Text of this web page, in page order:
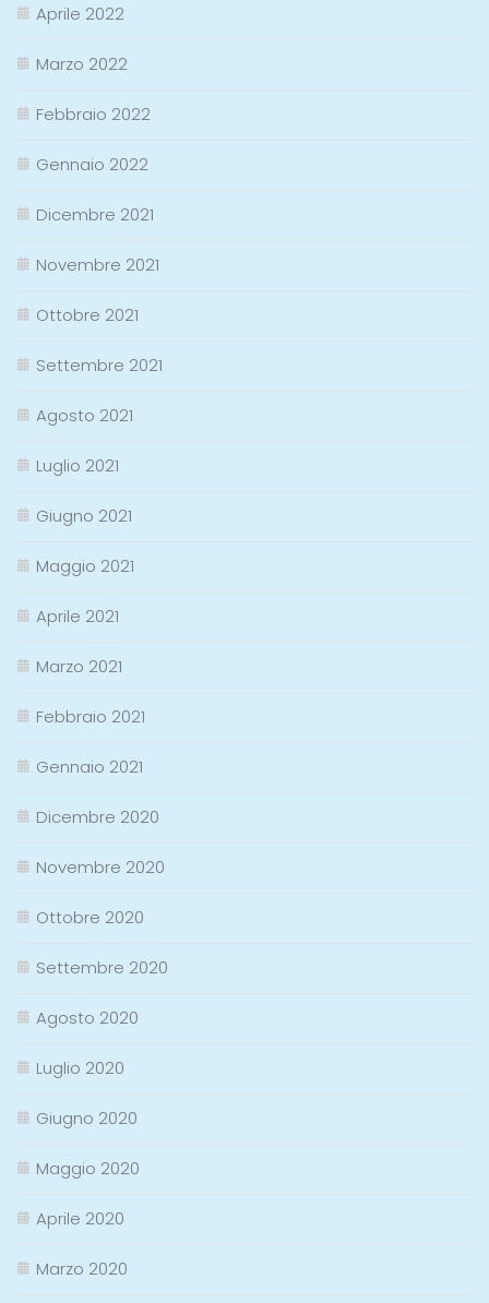
Aprile 2022
Marzo 2022
Febbraio 2022
Gennaio 2022
Dicembre 2021
Novembre 2021
Ottobre 2021
Settembre 2021
Agosto 2021
Luglio 2021
Giugno 2021
Maggio 2021
Aprile 2021
Marzo 2021
Febbraio 2021
Gennaio 2021
Dicembre 2020
Novembre 2020
Ottobre 2020
Settembre 2020
Agosto 2020
Luglio 2020
Giugno 2020
Maggio 2020
Aprile 2020
Marzo 2020